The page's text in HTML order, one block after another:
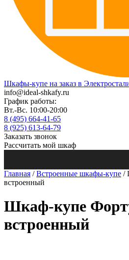
Шкафы-купе на заказ в
info@ideal-shkafy.ru
График работы:
Вт.-Вс. 10:00-20:00
8 (495) 664-41-65
8 (925) 613-64-79
Заказать звонок
Рассчитать мой шкаф
Главная /Встроенные шкафы-купе /
встроенный
Шкаф-купе
встроенный